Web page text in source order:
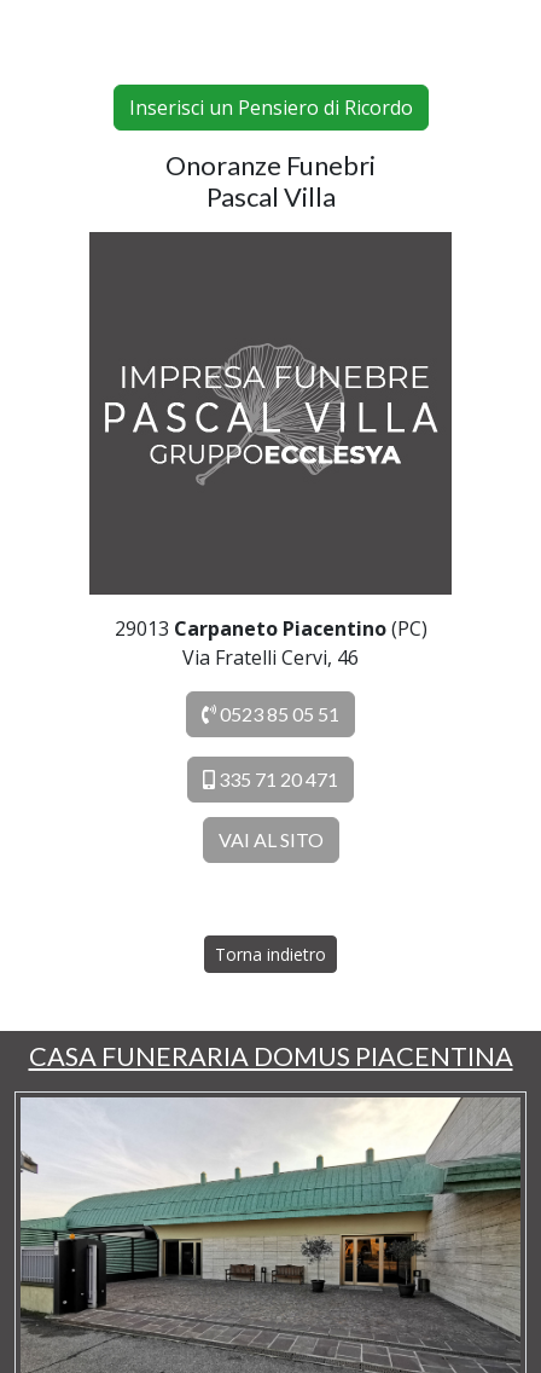
Inserisci un Pensiero di Ricordo
Onoranze Funebri
Pascal Villa
29013 Carpaneto Piacentino(PC)
Via Fratelli Cervi, 46
0523 85 05 51
335 71 20 471
VAI AL SITO
Torna indietro
CASA FUNERARIA DOMUS PIACENTINA